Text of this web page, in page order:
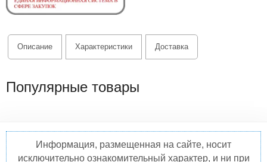
Описание Характеристики Доставка
Популярные товары
Информация, размещенная на сайте, носит
исключительно ознакомительный характер, и ни при